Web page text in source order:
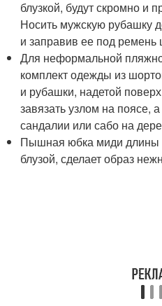
блузкой, будут скромно и
Носить мужскую рубашку
и заправив ее под ремень
Для неформальной
комплект одежды из
и рубашки, надетой
завязать узлом на поясе,
сандалии или сабо на
Пышная юбка миди длины
блузой, сделает образ